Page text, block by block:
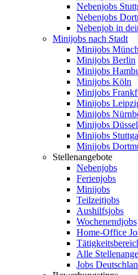
Nebenjobs
Nebenjobs
Nebenjob in
Minijobs nach Stadt
Minijobs
Minijobs Berlin
Minijobs
Minijobs Köln
Minijobs
Minijobs
Minijobs
Minijobs
Minijobs
Minijobs
Stellenangebote
Nebenjobs
Ferienjobs
Minijobs
Teilzeitjobs
Aushilfsjobs
Wochenendjobs
Home-Office
Alle
Jobs